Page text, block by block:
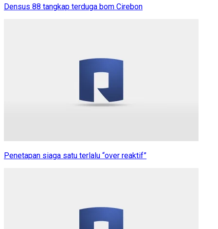
Densus 88 tangkap terduga bom Cirebon
Penetapan siaga satu terlalu “over reaktif”